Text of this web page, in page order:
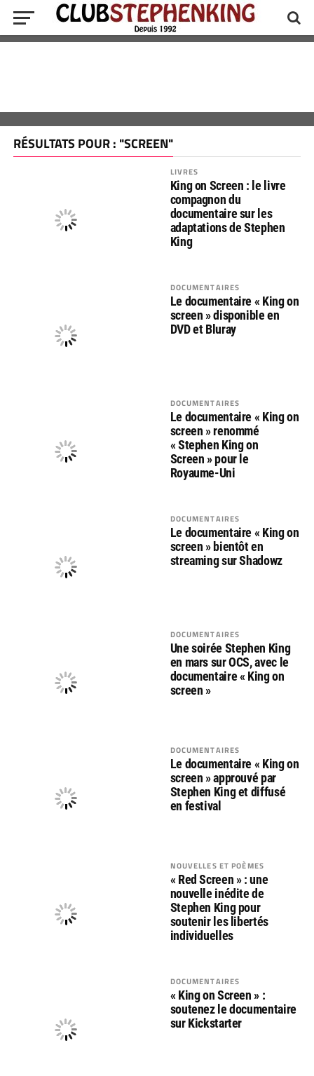
RÉSULTATS POUR : "SCREEN"
LIVRES
King on Screen : le livre
compagnon du
documentaire sur les
adaptations de Stephen
King
DOCUMENTAIRES
Le documentaire « King on
screen » disponible en
DVD et Bluray
DOCUMENTAIRES
Le documentaire « King on
screen » renommé
« Stephen King on
Screen » pour le
Royaume-Uni
DOCUMENTAIRES
Le documentaire « King on
screen » bientôt en
streaming sur Shadowz
DOCUMENTAIRES
Une soirée Stephen King
en mars sur OCS, avec le
documentaire « King on
screen »
DOCUMENTAIRES
Le documentaire « King on
screen » approuvé par
Stephen King et diffusé
en festival
NOUVELLES ET POÈMES
« Red Screen » : une
nouvelle inédite de
Stephen King pour
soutenir les libertés
individuelles
DOCUMENTAIRES
« King on Screen » :
soutenez le documentaire
sur Kickstarter